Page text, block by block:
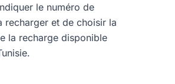
le numéro de
recharger et de choisir la
la recharge disponible